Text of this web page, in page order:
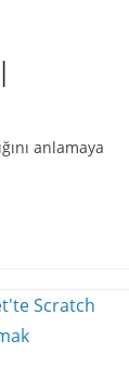
anlamaya